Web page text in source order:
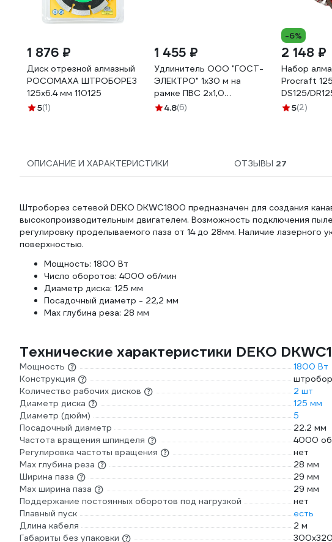
1 876 ₽
Диск отрезной алмазный
РОСОМАХА ШТРОБОРЕЗ
125х6.4 мм 110125
5(1)
1 455 ₽
Удлинитель ООО "ГОСТ-
ЭЛЕКТРО" 1x30 м на
рамке ПВС 2x1,0
Меркурий УП6-159 "МРК"
4.8(6)
-6%
2 148 ₽
Набор
Procraft
DS125/
5(2)
ОПИСАНИЕ И ХАРАКТЕРИСТИКИ ОТЗЫВЫ 27
Штроборез сетевой DEKO DKWC1800 предназначен для создания
высокопроизводительным двигателем. Возможность подключения
регулировку проделываемого паза от 14 до 28мм. Наличие лазерного
поверхностью.
Мощность: 1800 Вт
Число оборотов: 4000 об/мин
Диаметр диска: 125 мм
Посадочный диаметр - 22,2 мм
Max глубина реза: 28 мм
Технические характеристики DEKO
Мощность
1800 Вт
Конструкция
Количество рабочих дисков
2 шт
Диаметр диска
125 мм
Диаметр (дюйм)
5
Посадочный диаметр
22.2 мм
Частота вращения шпинделя
4000
Регулировка частоты вращения
нет
Max глубина реза
28 мм
Ширина паза
29 мм
Max ширина паза
29 мм
Поддержание постоянных оборотов под нагрузкой
нет
Плавный пуск
есть
Длина кабеля
2 м
Габариты без упаковки